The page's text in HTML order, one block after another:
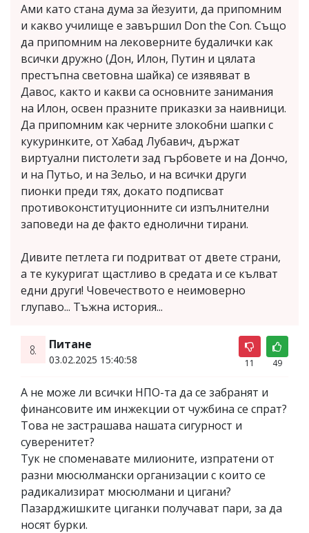
Ами като стана дума за йезуити, да припомним
и какво училище е завършил Don the Con. Също
да припомним на лековерните будалички как
всички дружно (Дон, Илон, Путин и цялата
престъпна световна шайка) се изявяват в
Давос, както и какви са основните занимания
на Илон, освен празните приказки за наивници.
Да припомним как черните злокобни шапки с
кукуринките, от Хабад Лубавич, държат
виртуални пистолети зад гърбовете и на Дончо,
и на Путьо, и на Зельо, и на всички други
пионки преди тях, докато подписват
противоконституционните си изпълнителни
заповеди на де факто еднолични тирани.
Дивите петлета ги подритват от двете страни,
а те кукуригат щастливо в средата и се кълват
едни други! Човечеството е неимоверно
глупаво... Тъжна история...
8. Питане
03.02.2025 15:40:58 11 49
А не може ли всички НПО-та да се забранят и
финансовите им инжекции от чужбина се спрат?
Това не застрашава нашата сигурност и
суверенитет?
Тук не споменавате милионите, изпратени от
разни мюсюлмански организации с които се
радикализират мюсюлмани и цигани?
Пазарджишките циганки получават пари, за да
носят бурки.